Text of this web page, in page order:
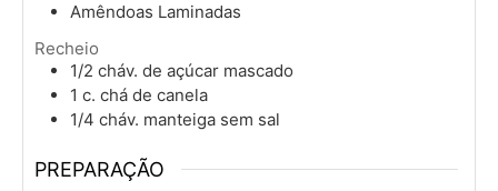
Amêndoas Laminadas
Recheio
1/2 cháv. de açúcar mascado
1 c. chá de canela
1/4 cháv. manteiga sem sal
PREPARAÇÃO